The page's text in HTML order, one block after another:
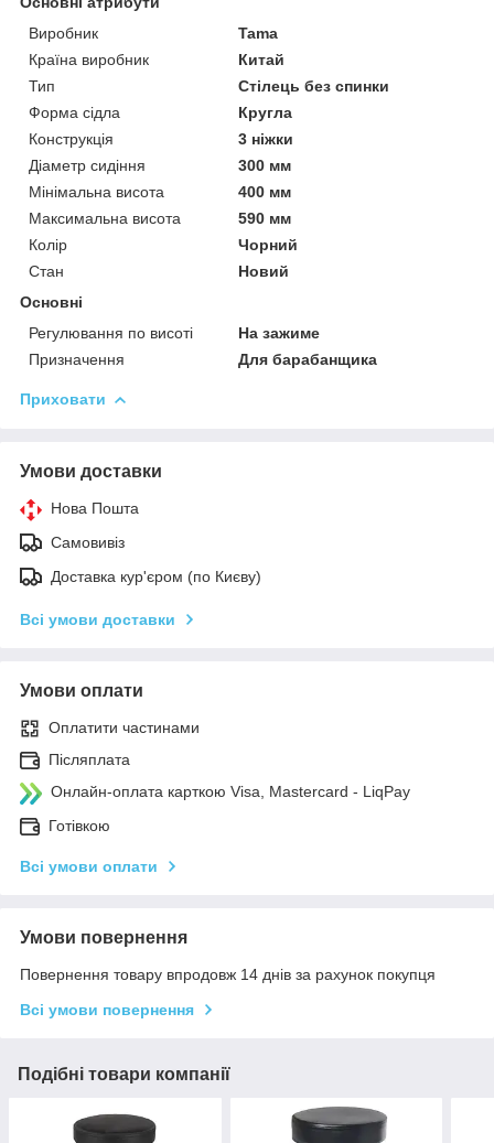
Виробник
Tama
Країна виробник
Китай
Тип
Стілець без спинки
Форма сідла
Кругла
Конструкція
3 ніжки
Діаметр сидіння
300 мм
Мінімальна висота
400 мм
Максимальна висота
590 мм
Колір
Чорний
Стан
Новий
Основні
Регулювання по висоті
На зажиме
Призначення
Для барабанщика
Приховати
Умови доставки
Нова Пошта
Самовивіз
Доставка кур'єром (по Києву)
Всі умови доставки
Умови оплати
Оплатити частинами
Післяплата
Онлайн-оплата карткою Visa, Mastercard - LiqPay
Готівкою
Всі умови оплати
Умови повернення
Повернення товару впродовж 14 днів за рахунок покупця
Всі умови повернення
Подібні товари компанії